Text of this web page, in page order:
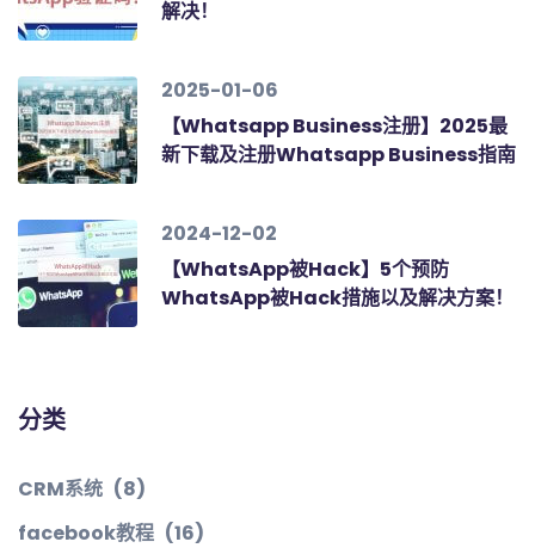
解决！
2025-01-06
【Whatsapp Business注册】2025最
新下载及注册Whatsapp Business指南
2024-12-02
【WhatsApp被Hack】5个预防
WhatsApp被Hack措施以及解决方案！
分类
CRM系统 (8)
facebook教程 (16)